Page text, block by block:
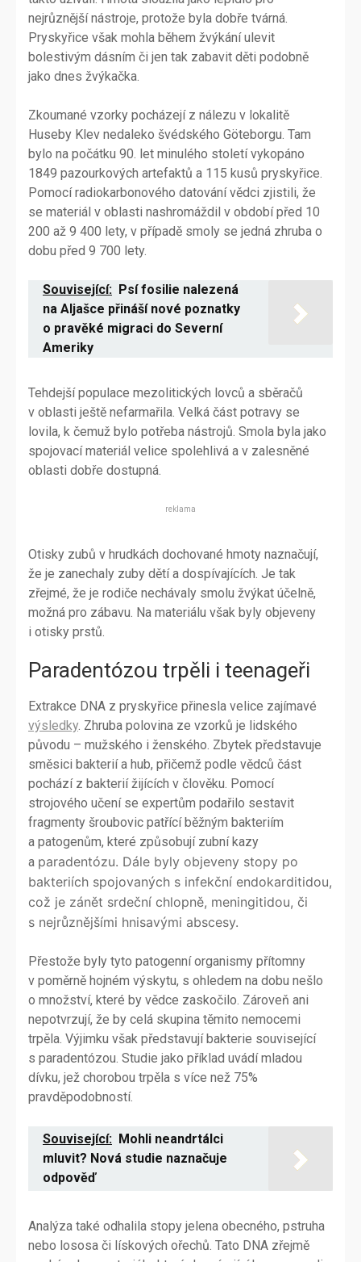
nejrůznější nástroje, protože byla dobře tvárná.
Pryskyřice však mohla během žvýkání ulevit
bolestivým dásním či jen tak zabavit děti podobně
jako dnes žvýkačka.
Zkoumané vzorky pocházejí z nálezu v lokalitě
Huseby Klev nedaleko švédského Göteborgu. Tam
bylo na počátku 90. let minulého století vykopáno
1849 pazourkových artefaktů a 115 kusů pryskyřice.
Pomocí radiokarbonového datování vědci zjistili, že
se materiál v oblasti nashromáždil v období před 10
200 až 9 400 lety, v případě smoly se jedná zhruba o
dobu před 9 700 lety.
Související: Psí fosilie nalezená
na Aljašce přináší nové poznatky
o pravěké migraci do Severní
Ameriky
Tehdejší populace mezolitických lovců a sběračů
v oblasti ještě nefarmařila. Velká část potravy se
lovila, k čemuž bylo potřeba nástrojů. Smola byla jako
spojovací materiál velice spolehlivá a v zalesněné
oblasti dobře dostupná.
reklama
Otisky zubů v hrudkách dochované hmoty naznačují,
že je zanechaly zuby dětí a dospívajících. Je tak
zřejmé, že je rodiče nechávaly smolu žvýkat účelně,
možná pro zábavu. Na materiálu však byly objeveny
i otisky prstů.
Paradentózou trpěli i teenageři
Extrakce DNA z pryskyřice přinesla velice zajímavé
výsledky . Zhruba polovina ze vzorků je lidského
původu – mužského i ženského. Zbytek představuje
směsici bakterií a hub, přičemž podle vědců část
pochází z bakterií žijících v člověku. Pomocí
strojového učení se expertům podařilo sestavit
fragmenty šroubovic patřící běžným bakteriím
a patogenům, které způsobují zubní kazy
a paradentózu. Dále byly objeveny stopy po
bakteriích spojovaných s infekční endokarditidou,
což je zánět srdeční chlopně, meningitidou, či
s nejrůznějšími hnisavými abscesy.
Přestože byly tyto patogenní organismy přítomny
v poměrně hojném výskytu, s ohledem na dobu nešlo
o množství, které by vědce zaskočilo. Zároveň ani
nepotvrzují, že by celá skupina těmito nemocemi
trpěla. Výjimku však představují bakterie související
s paradentózou. Studie jako příklad uvádí mladou
dívku, jež chorobou trpěla s více než 75%
pravděpodobností.
Související: Mohli neandrtálci
mluvit? Nová studie naznačuje
odpověď
Analýza také odhalila stopy jelena obecného, pstruha
nebo lososa či lískových ořechů. Tato DNA zřejmě